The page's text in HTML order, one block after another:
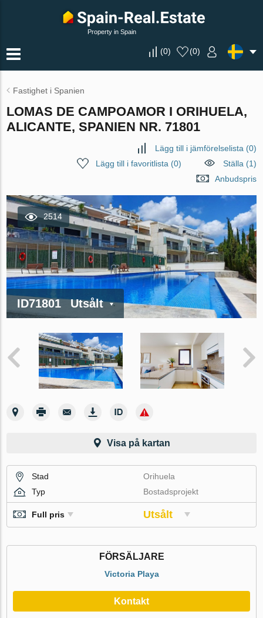
Property in Spain
(0) (0)
Fastighet i Spanien
LOMAS DE CAMPOAMOR I ORIHUELA,
ALICANTE, SPANIEN NR. 71801
Lägg till i jämförelselista (0)
Lägg till i favoritlista (0)
Ställa (1)
Anbudspris
2514
ID71801 Utsålt
Visa på kartan
Stad
Orihuela
Typ
Bostadsprojekt
Full pris Utsålt
FÖRSÄLJARE
Victoria Playa
Kontakt